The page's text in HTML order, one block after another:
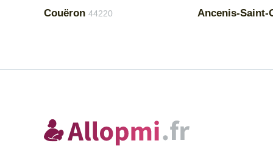
Couëron 44220 Ancenis-Saint-